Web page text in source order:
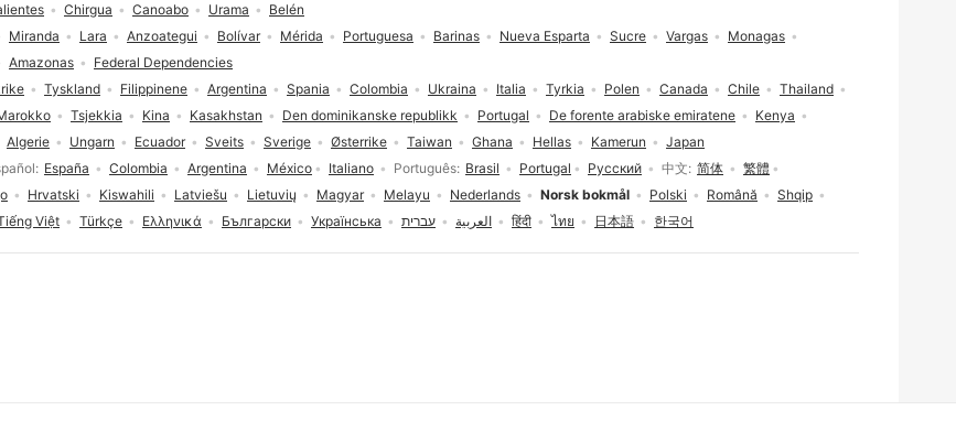
España Colombia Argentina México Italiano Português Brasil Portugal Русский 中文 简体
繁體
Hrvatski Kiswahili Latviešu Lietuvių Magyar Melayu Nederlands Norsk bokmål Polski Română
Shqip
Việt Türkçe Ελληνικά Български Українська עברית العربية हिंदी ไทย 日本語 한국어
Tyskland Filippinene Argentina Spania Colombia Ukraina Italia Tyrkia Polen Canada Chile
Thailand
Tsjekkia Kina Kasakhstan Den dominikanske republikk Portugal De forente arabiske emiratene
Kenya
Algerie Ungarn Ecuador Sveits Sverige Østerrike Taiwan Ghana Hellas Kamerun Japan
Miranda Lara Anzoategui Bolívar Mérida Portuguesa Barinas Nueva Esparta Sucre Vargas
Monagas
Amazonas Federal Dependencies
Chirgua Canoabo Urama Belén